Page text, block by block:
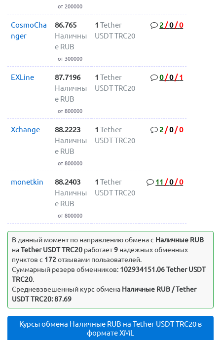
от 200000
CosmoCha
nger
86.765
Наличны
е RUB
от 300000
1 Tether
USDT TRC20
2 /0/0
EXLine
87.7196
Наличны
е RUB
от 800000
1 Tether
USDT TRC20
0/0/ 1
Xchange
88.2223
Наличны
е RUB
от 800000
1 Tether
USDT TRC20
2 /0/0
monetkin
88.2403
Наличны
е RUB
от 800000
1 Tether
USDT TRC20
11 /0/0
В данный момент по направлению обмена c Наличные RUB
наTether USDT TRC20работает9надежных обменных
пунктов с 172отзывами пользователей.
Суммарный резерв обменников: 102934151.06 Tether USDT
TRC20.
Средневзвешенный курс обмена Наличные RUB / Tether
USDT TRC20: 87.69
Курсы обмена Наличные RUB на Tether USDT TRC20 в
формате XML